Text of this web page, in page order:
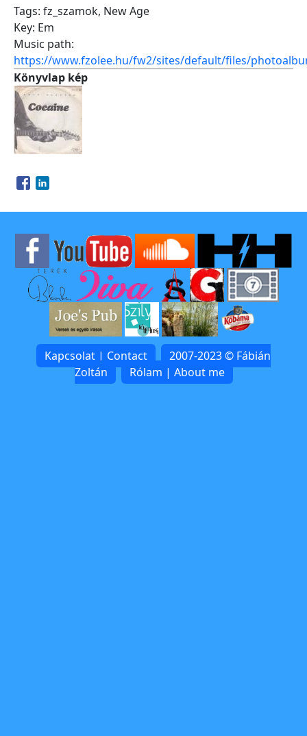
Tags: fz_szamok, New Age
Key: Em
Music path:
https://www.fzolee.hu/fw2/sites/default/files/
Könyvlap kép
Opens in a new window
Opens in a new window
Kapcsolat | Contact
2007-2023 © Fábián
Zoltán
Rólam | About me